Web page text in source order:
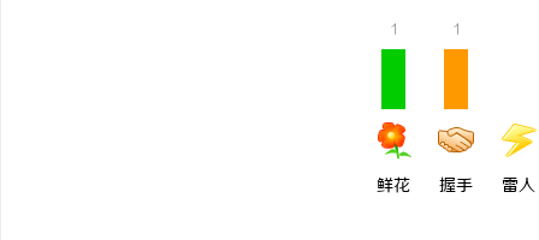
1
鲜花
1
握手 雷人